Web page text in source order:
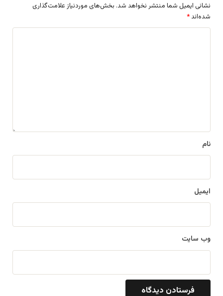
نشانی ایمیل شما منتشر نخواهد شد. بخش‌های موردنیاز علامت‌گذاری
شده‌اند *
نام
ایمیل
وب‌ سایت